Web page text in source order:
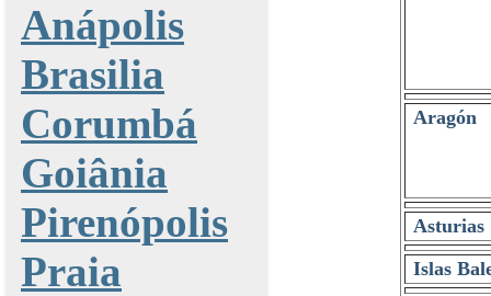
Anápolis
Brasilia
Corumbá
Goiânia
Pirenópolis
Praia
Aragón
Asturias
Islas